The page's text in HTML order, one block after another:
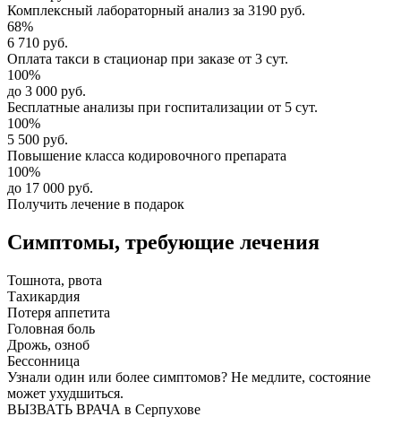
Комплексный лабораторный анализ за 3190 руб.
68%
6 710 руб.
Оплата такси в стационар при заказе от 3 сут.
100%
до 3 000 руб.
Бесплатные анализы при госпитализации от 5 сут.
100%
5 500 руб.
Повышение класса кодировочного препарата
100%
до 17 000 руб.
Получить лечение в подарок
Симптомы, требующие лечения
Тошнота, рвота
Тахикардия
Потеря аппетита
Головная боль
Дрожь, озноб
Бессонница
Узнали один или более симптомов? Не медлите, состояние
может ухудшиться.
ВЫЗВАТЬ ВРАЧА в Серпухове